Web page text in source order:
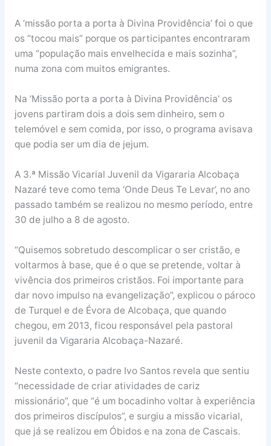
A ‘missão porta a porta à Divina Providência’ foi o que
os “tocou mais” porque os participantes encontraram
uma “população mais envelhecida e mais sozinha”,
numa zona com muitos emigrantes.
Na ‘Missão porta a porta à Divina Providência’ os
jovens partiram dois a dois sem dinheiro, sem o
telemóvel e sem comida, por isso, o programa avisava
que podia ser um dia de jejum.
A 3.ª Missão Vicarial Juvenil da Vigararia Alcobaça
Nazaré teve como tema ‘Onde Deus Te Levar’, no ano
passado também se realizou no mesmo período, entre
30 de julho a 8 de agosto.
“Quisemos sobretudo descomplicar o ser cristão, e
voltarmos à base, que é o que se pretende, voltar à
vivência dos primeiros cristãos. Foi importante para
dar novo impulso na evangelização”, explicou o pároco
de Turquel e de Évora de Alcobaça, que quando
chegou, em 2013, ficou responsável pela pastoral
juvenil da Vigararia Alcobaça-Nazaré.
Neste contexto, o padre Ivo Santos revela que sentiu
“necessidade de criar atividades de cariz
missionário”, que “é um bocadinho voltar à experiência
dos primeiros discípulos”, e surgiu a missão vicarial,
que já se realizou em Óbidos e na zona de Cascais.